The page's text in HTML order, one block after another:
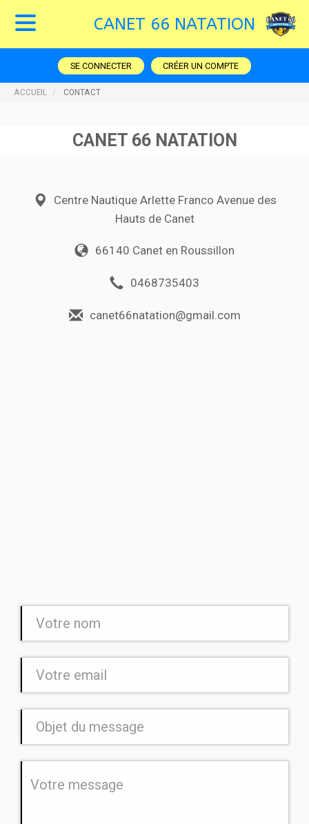
CANET 66 NATATION
SE CONNECTER CRÉER UN COMPTE
ACCUEIL CONTACT
CANET 66 NATATION
Centre Nautique Arlette Franco Avenue des
Hauts de Canet
66140 Canet en Roussillon
0468735403
canet66natation@gmail.com